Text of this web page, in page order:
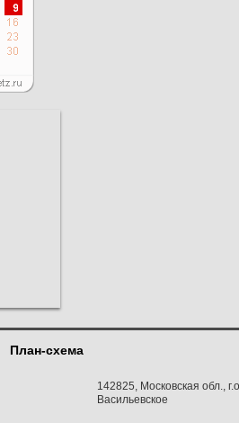
План-схема
142825, Московская обл.,
Васильевское